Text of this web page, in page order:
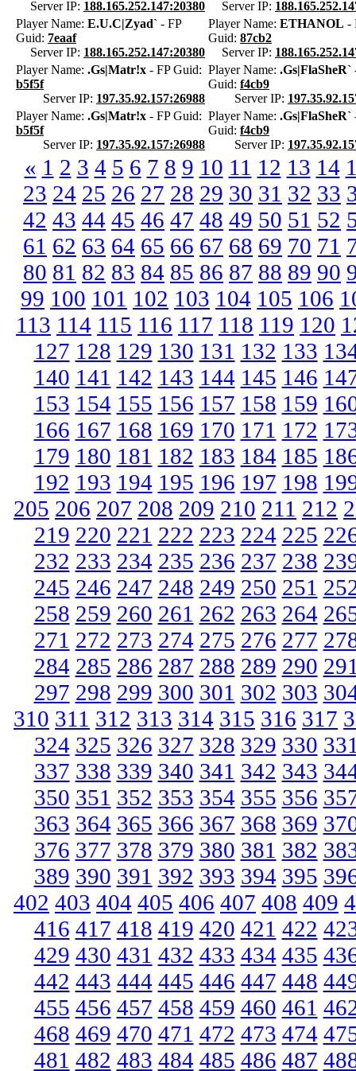
Server IP: 188.165.252.147:20380
Server IP:
Player Name: E.U.C|Zyad` - FP
Guid: 7eaaf
Server IP: 188.165.252.147:20380
Player Name: ETHANOL -
Guid: 87cb2
Server IP:
Player Name: .Gs|Matr!x - FP Guid:
b5f5f
Server IP: 197.35.92.157:26988
Player Name: .Gs|FlaSheR`
Guid: f4cb9
Server IP:
Player Name: .Gs|Matr!x - FP Guid:
b5f5f
Server IP: 197.35.92.157:26988
Player Name: .Gs|FlaSheR`
Guid: f4cb9
Server IP:
« 1 2 3 4 5 6 7 8 9 10 11 12 13 14
23 24 25 26 27 28 29 30 31 32 33
42 43 44 45 46 47 48 49 50 51 52
61 62 63 64 65 66 67 68 69 70 71
80 81 82 83 84 85 86 87 88 89 90
99 100 101 102 103 104 105 106
113 114 115 116 117 118 119 120
127 128 129 130 131 132 133
140 141 142 143 144 145 146
153 154 155 156 157 158 159
166 167 168 169 170 171 172
179 180 181 182 183 184 185
192 193 194 195 196 197 198
205 206 207 208 209 210 211 212
219 220 221 222 223 224 225
232 233 234 235 236 237 238
245 246 247 248 249 250 251
258 259 260 261 262 263 264
271 272 273 274 275 276 277
284 285 286 287 288 289 290
297 298 299 300 301 302 303
310 311 312 313 314 315 316 317
324 325 326 327 328 329 330
337 338 339 340 341 342 343
350 351 352 353 354 355 356
363 364 365 366 367 368 369
376 377 378 379 380 381 382
389 390 391 392 393 394 395
402 403 404 405 406 407 408 409
416 417 418 419 420 421 422
429 430 431 432 433 434 435
442 443 444 445 446 447 448
455 456 457 458 459 460 461
468 469 470 471 472 473 474
481 482 483 484 485 486 487